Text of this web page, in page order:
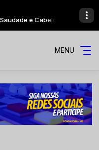
e Cabelos Brancos
MENU